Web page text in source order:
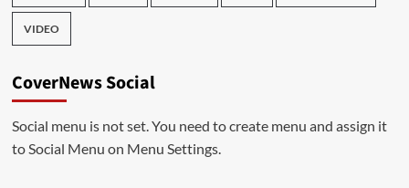
VIDEO
CoverNews Social
Social menu is not set. You need to create menu and assign it
to Social Menu on Menu Settings.